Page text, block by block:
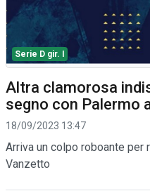
Serie D gir. I
Altra clamorosa
segno con Palermo
18/09/2023 13:47
Arriva un colpo roboante
Vanzetto